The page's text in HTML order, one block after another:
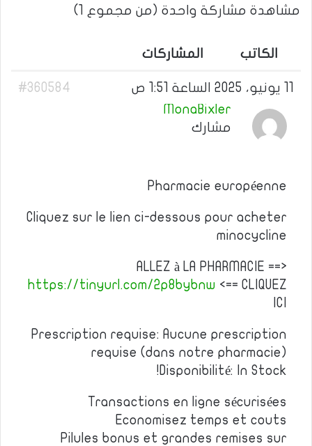
مشاهدة مشاركة واحدة (من مجموع 1)
الكاتب المشاركات
#360584
MonaBixler
مشارك
Pharmacie européenne
Cliquez sur le lien ci-dessous pour acheter
minocycline
ALLEZ à LA PHARMACIE ==>
https://tinyurl.com/2p8bybnw <== CLIQUEZ
ICI
Prescription requise: Aucune prescription
requise (dans notre pharmacie)
Disponibilité: In Stock!
Transactions en ligne sécurisées
Economisez temps et couts
Pilules bonus et grandes remises sur